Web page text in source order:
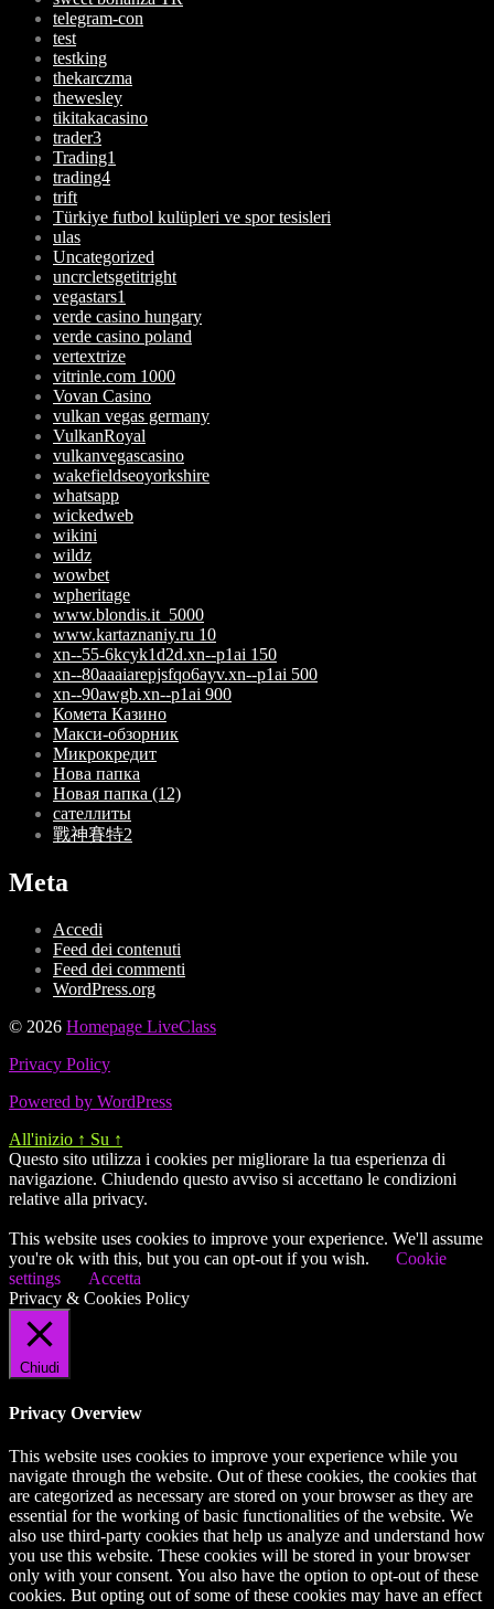
telegram-con
test
testking
thekarczma
thewesley
tikitakacasino
trader3
Trading1
trading4
trift
Türkiye futbol kulüpleri ve spor tesisleri
ulas
Uncategorized
uncrcletsgetitright
vegastars1
verde casino hungary
verde casino poland
vertextrize
vitrinle.com 1000
Vovan Casino
vulkan vegas germany
VulkanRoyal
vulkanvegascasino
wakefieldseoyorkshire
whatsapp
wickedweb
wikini
wildz
wowbet
wpheritage
www.blondis.it_5000
www.kartaznaniy.ru 10
xn--55-6kcyk1d2d.xn--p1ai 150
xn--80aaaiarepjsfqo6ayv.xn--p1ai 500
xn--90awgb.xn--p1ai 900
Комета Казино
Макси-обзорник
Микрокредит
Нова папка
Новая папка (12)
сателлиты
戰神賽特2
Meta
Accedi
Feed dei contenuti
Feed dei commenti
WordPress.org
© 2026 Homepage LiveClass
Privacy Policy
Powered by WordPress
All'inizio ↑ Su ↑
Questo sito utilizza i cookies per migliorare la tua esperienza di
navigazione. Chiudendo questo avviso si accettano le condizioni
relative alla privacy.
This website uses cookies to improve your experience. We'll assume
you're ok with this, but you can opt-out if you wish.
Cookie
settings
Accetta
Privacy & Cookies Policy
Chiudi
Privacy Overview
This website uses cookies to improve your experience while you
navigate through the website. Out of these cookies, the cookies that
are categorized as necessary are stored on your browser as they are
essential for the working of basic functionalities of the website. We
also use third-party cookies that help us analyze and understand how
you use this website. These cookies will be stored in your browser
only with your consent. You also have the option to opt-out of these
cookies. But opting out of some of these cookies may have an effect